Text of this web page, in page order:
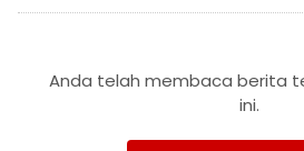
Anda telah membaca berita
ini.